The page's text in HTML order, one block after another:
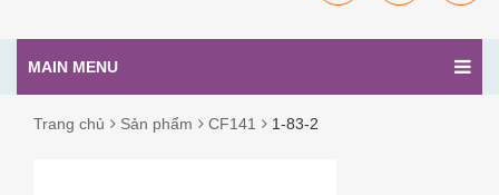
MAIN MENU
Trang chủ Sản phẩm CF141 1-83-2